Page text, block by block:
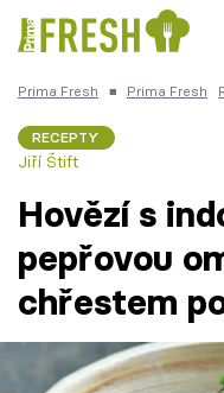
Česká kuchyně
Témata
Recepty
Prima Fresh ■ Prima Fresh
RECEPTY
Jiří Štift
Hovězí s
pepřovou
chřestem